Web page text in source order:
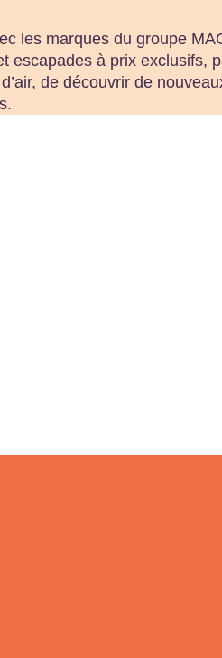
les marques du groupe
escapades à prix exclusifs,
de découvrir de